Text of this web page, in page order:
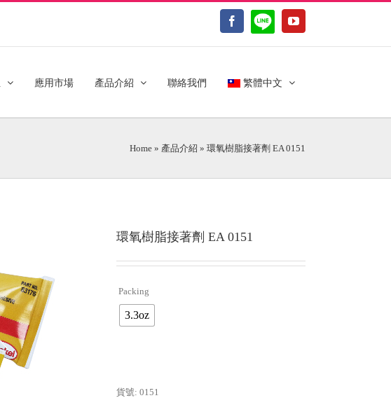
Facebook
LINE@ YouTube
應用市場 產品介紹 聯絡我們 繁體中文
Home » 產品介紹 » 環氧樹脂接著劑 EA 0151
環氧樹脂接著劑 EA 0151
Packing
3.3oz
貨號: 0151